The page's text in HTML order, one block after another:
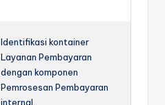
Identifikasi kontainer
Layanan Pembayaran
dengan komponen
Pemrosesan Pembayaran
internal.